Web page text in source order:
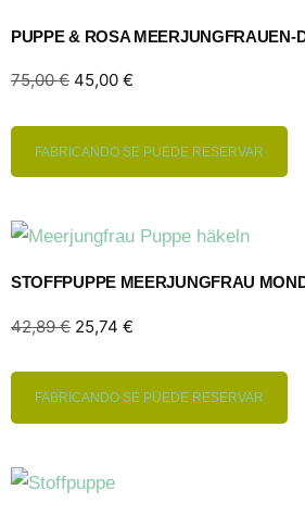
PUPPE & ROSA MEERJUNGFRAUEN-
75,00€ 45,00 €
FABRICANDO SE PUEDE RESERVAR
STOFFPUPPE MEERJUNGFRAU
42,89€ 25,74 €
FABRICANDO SE PUEDE RESERVAR